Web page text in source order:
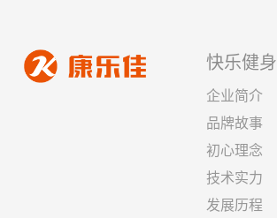
快乐健身
企业简介
品牌故事
初心理念
技术实力
发展历程